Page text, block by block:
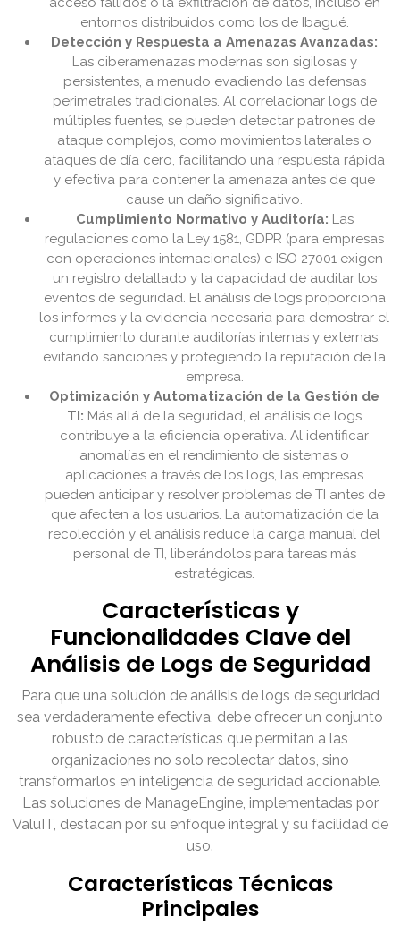
entornos distribuidos como los de Ibagué.
Detección y Respuesta a Amenazas Avanzadas:
Las ciberamenazas modernas son sigilosas y
persistentes, a menudo evadiendo las defensas
perimetrales tradicionales. Al correlacionar logs de
múltiples fuentes, se pueden detectar patrones de
ataque complejos, como movimientos laterales o
ataques de día cero, facilitando una respuesta rápida
y efectiva para contener la amenaza antes de que
cause un daño significativo.
Cumplimiento Normativo y Auditoría: Las
regulaciones como la Ley 1581, GDPR (para empresas
con operaciones internacionales) e ISO 27001 exigen
un registro detallado y la capacidad de auditar los
eventos de seguridad. El análisis de logs proporciona
los informes y la evidencia necesaria para demostrar el
cumplimiento durante auditorías internas y externas,
evitando sanciones y protegiendo la reputación de la
empresa.
Optimización y Automatización de la Gestión de
TI: Más allá de la seguridad, el análisis de logs
contribuye a la eficiencia operativa. Al identificar
anomalías en el rendimiento de sistemas o
aplicaciones a través de los logs, las empresas
pueden anticipar y resolver problemas de TI antes de
que afecten a los usuarios. La automatización de la
recolección y el análisis reduce la carga manual del
personal de TI, liberándolos para tareas más
estratégicas.
Características y
Funcionalidades Clave del
Análisis de Logs de Seguridad
Para que una solución de análisis de logs de seguridad
sea verdaderamente efectiva, debe ofrecer un conjunto
robusto de características que permitan a las
organizaciones no solo recolectar datos, sino
transformarlos en inteligencia de seguridad accionable.
Las soluciones de ManageEngine, implementadas por
ValuIT, destacan por su enfoque integral y su facilidad de
uso.
Características Técnicas
Principales